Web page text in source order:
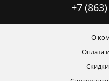
+7
О
Оплата